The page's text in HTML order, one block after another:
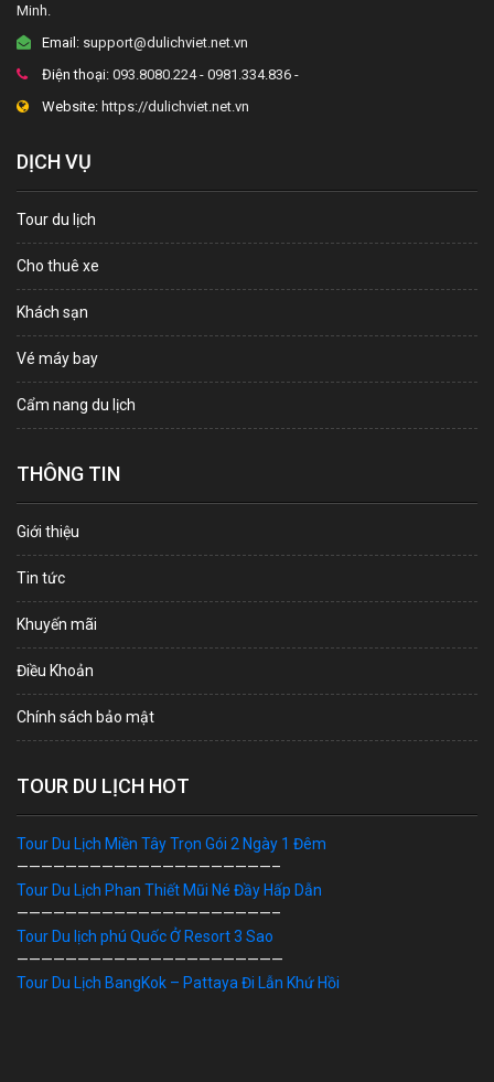
Minh.
Email: support@dulichviet.net.vn
Điện thoại: 093.8080.224 - 0981.334.836 -
Website: https://dulichviet.net.vn
DỊCH VỤ
Tour du lịch
Cho thuê xe
Khách sạn
Vé máy bay
Cẩm nang du lịch
THÔNG TIN
Giới thiệu
Tin tức
Khuyến mãi
Điều Khoản
Chính sách bảo mật
TOUR DU LỊCH HOT
Tour Du Lịch Miền Tây Trọn Gói 2 Ngày 1 Đêm
—————————————————————–
Tour Du Lịch Phan Thiết Mũi Né Đầy Hấp Dẫn
—————————————————————–
Tour Du lịch phú Quốc Ở Resort 3 Sao
——————————————————————
Tour Du Lịch BangKok – Pattaya Đi Lẫn Khứ Hồi